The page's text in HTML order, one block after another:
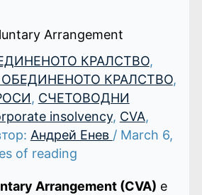
КРАЛСТВО,
ОБЕДИНЕНОТО КРАЛСТВО,
, СЧЕТОВОДНИ
insolvency, CVA,
Андрей Енев / March 6,
of reading
Arrangement (CVA) е